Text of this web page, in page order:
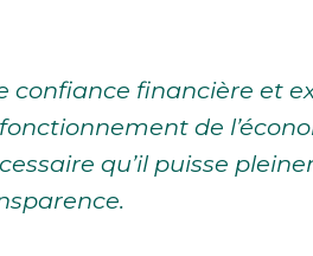
confiance financière et
de
qu’il puisse